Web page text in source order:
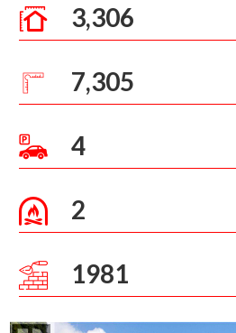
3,306
7,305
4
2
1981